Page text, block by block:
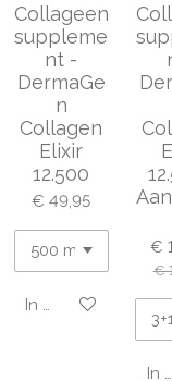
Collageen
suppleme
nt -
DermaGe
n
Collagen
Elixir
12.500
€ 49,95
In winkelwagen
€
€
In